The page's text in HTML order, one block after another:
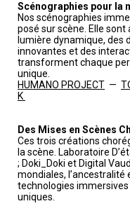
Scénographies pour la
Nos scénographies
posé sur scène. Elle
lumière dynamique, des
innovantes et des
transforment chaque
unique.
HUMANO PROJECT —
K
Des Mises en Scènes
Ces trois créations
la scène. Laboratoire
; Doki_Doki et Digital
mondiales, l’ancestralité
technologies
uniques.